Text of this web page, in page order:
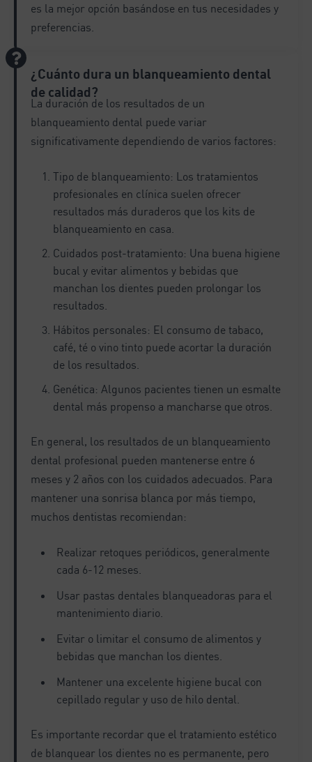
es la mejor opción basándose en tus necesidades y
preferencias.
¿Cuánto dura un blanqueamiento dental
de calidad?
La duración de los resultados de un
blanqueamiento dental puede variar
significativamente dependiendo de varios factores:
Tipo de blanqueamiento: Los tratamientos
profesionales en clínica suelen ofrecer
resultados más duraderos que los kits de
blanqueamiento en casa.
Cuidados post-tratamiento: Una buena higiene
bucal y evitar alimentos y bebidas que
manchan los dientes pueden prolongar los
resultados.
Hábitos personales: El consumo de tabaco,
café, té o vino tinto puede acortar la duración
de los resultados.
Genética: Algunos pacientes tienen un esmalte
dental más propenso a mancharse que otros.
En general, los resultados de un blanqueamiento
dental profesional pueden mantenerse entre 6
meses y 2 años con los cuidados adecuados. Para
mantener una sonrisa blanca por más tiempo,
muchos dentistas recomiendan:
Realizar retoques periódicos, generalmente
cada 6-12 meses.
Usar pastas dentales blanqueadoras para el
mantenimiento diario.
Evitar o limitar el consumo de alimentos y
bebidas que manchan los dientes.
Mantener una excelente higiene bucal con
cepillado regular y uso de hilo dental.
Es importante recordar que el tratamiento estético
de blanquear los dientes no es permanente, pero